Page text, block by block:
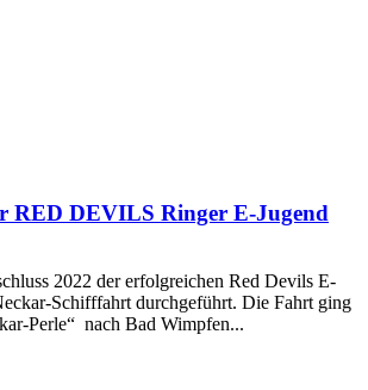
RED DEVILS Ringer E-Jugend
2022 der erfolgreichen Red Devils E-
Schifffahrt durchgeführt. Die Fahrt ging
Perle“ nach Bad Wimpfen...